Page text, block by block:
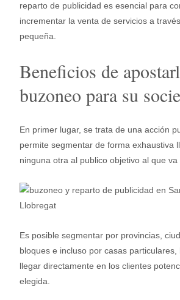
reparto de publicidad es esencial para
incrementar la venta de servicios a
pequeña.
Beneficios de
buzoneo para su
En primer lugar, se trata de una acción
permite segmentar de forma exhaustiva
ninguna otra al publico objetivo al que va
Es posible segmentar por provincias,
bloques e incluso por casas particulares,
llegar directamente en los clientes
elegida.